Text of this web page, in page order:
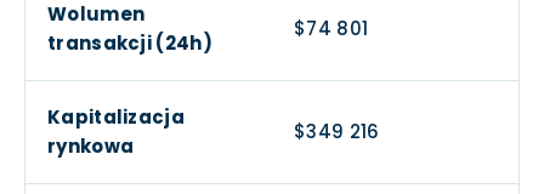
Wolumen
transakcji (24h)
$74 801
Kapitalizacja
rynkowa
$349 216